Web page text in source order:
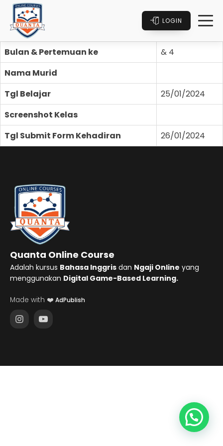
LOGIN
Bulan & Pertemuan ke
& 4
Nama Murid
Tgl Belajar
25/01/2024
Screenshot Kelas
Tgl Submit Form Kehadiran
26/01/2024
Quanta Online Course
Adalah kursus Bahasa Inggris dan Ngaji Online yang
menggunakan Digital Game-Based Learning.
Made with ❤️ AdPublish